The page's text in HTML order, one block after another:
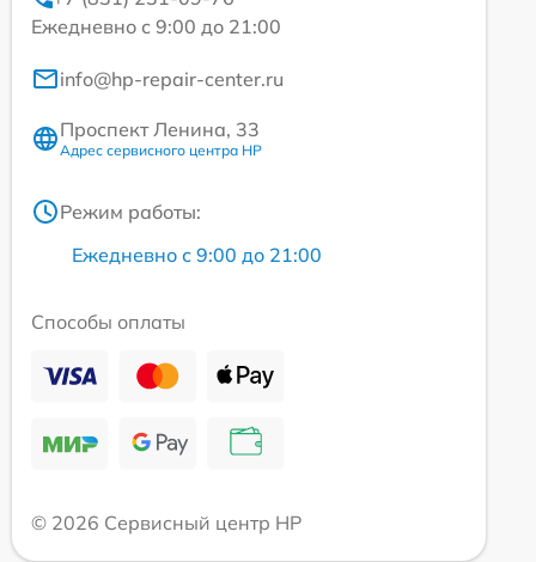
Ежедневно с 9:00 до 21:00
info@hp-repair-center.ru
Проспект Ленина, 33
Адрес сервисного центра HP
Режим работы:
Ежедневно с 9:00 до 21:00
Способы оплаты
© 2026 Сервисный центр HP